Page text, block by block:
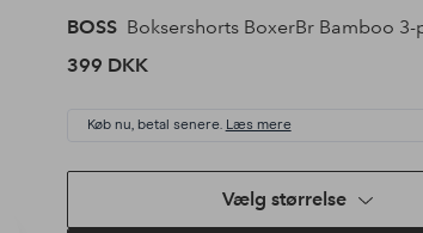
BOSS Boksershorts BoxerBr Bamboo 3-
399 DKK
Køb nu, betal senere. Læs mere
Vælg størrelse